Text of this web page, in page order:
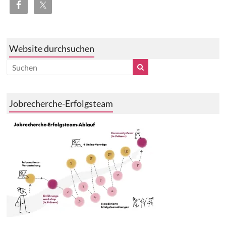
Website durchsuchen
Jobrecherche-Erfolgsteam